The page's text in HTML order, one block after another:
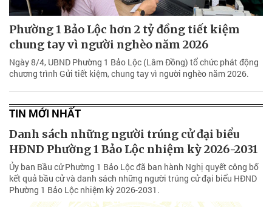
Phường 1 Bảo Lộc hơn 2 tỷ đồng tiết kiệm
chung tay vì người nghèo năm 2026
Ngày 8/4, UBND Phường 1 Bảo Lộc (Lâm Đồng) tổ chức phát động
chương trình Gửi tiết kiệm, chung tay vì người nghèo năm 2026.
TIN MỚI NHẤT
Danh sách những người trúng cử đại biểu
HĐND Phường 1 Bảo Lộc nhiệm kỳ 2026-2031
Ủy ban Bầu cử Phường 1 Bảo Lộc đã ban hành Nghị quyết công bố
kết quả bầu cử và danh sách những người trúng cử đại biểu HĐND
Phường 1 Bảo Lộc nhiệm kỳ 2026-2031.